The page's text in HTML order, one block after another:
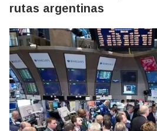
rutas argentinas